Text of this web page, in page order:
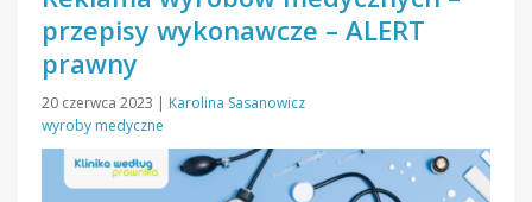
przepisy wykonawcze – ALERT
prawny
20 czerwca 2023
Karolina Sasanowicz
wyroby medyczne